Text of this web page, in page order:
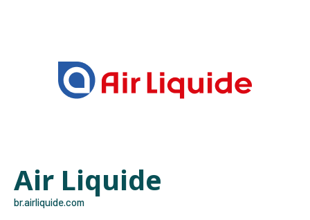
Air Liquide
br.airliquide.com